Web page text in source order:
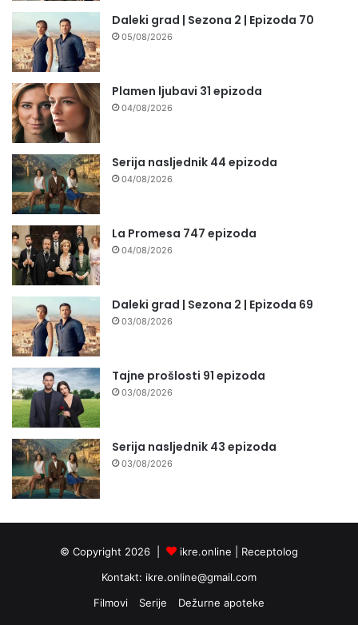
Daleki grad | Sezona 2 | Epizoda 70
05/08/2026
Plamen ljubavi 31 epizoda
04/08/2026
Serija nasljednik 44 epizoda
04/08/2026
La Promesa 747 epizoda
04/08/2026
Daleki grad | Sezona 2 | Epizoda 69
03/08/2026
Tajne prošlosti 91 epizoda
03/08/2026
Serija nasljednik 43 epizoda
03/08/2026
© Copyright 2026 | ikre.online | Receptolog
Kontakt: ikre.online@gmail.com
Filmovi
Serije Dežurne apoteke